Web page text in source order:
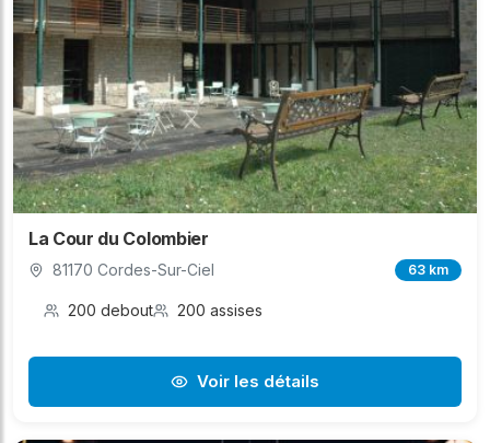
La Cour du Colombier
81170 Cordes-Sur-Ciel 63 km
200 debout 200 assises
Voir les détails